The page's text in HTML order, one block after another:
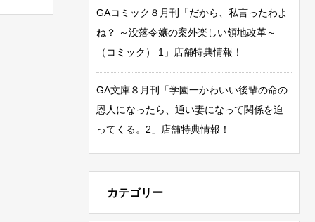
GAコミック８月刊「だから、私言ったわよ
ね？ ～没落令嬢の案外楽しい領地改革～
（コミック） 1」店舗特典情報！
GA文庫８月刊「学園一かわいい後輩の命の
恩人になったら、通い妻になって関係を迫
ってくる。2」店舗特典情報！
カテゴリー